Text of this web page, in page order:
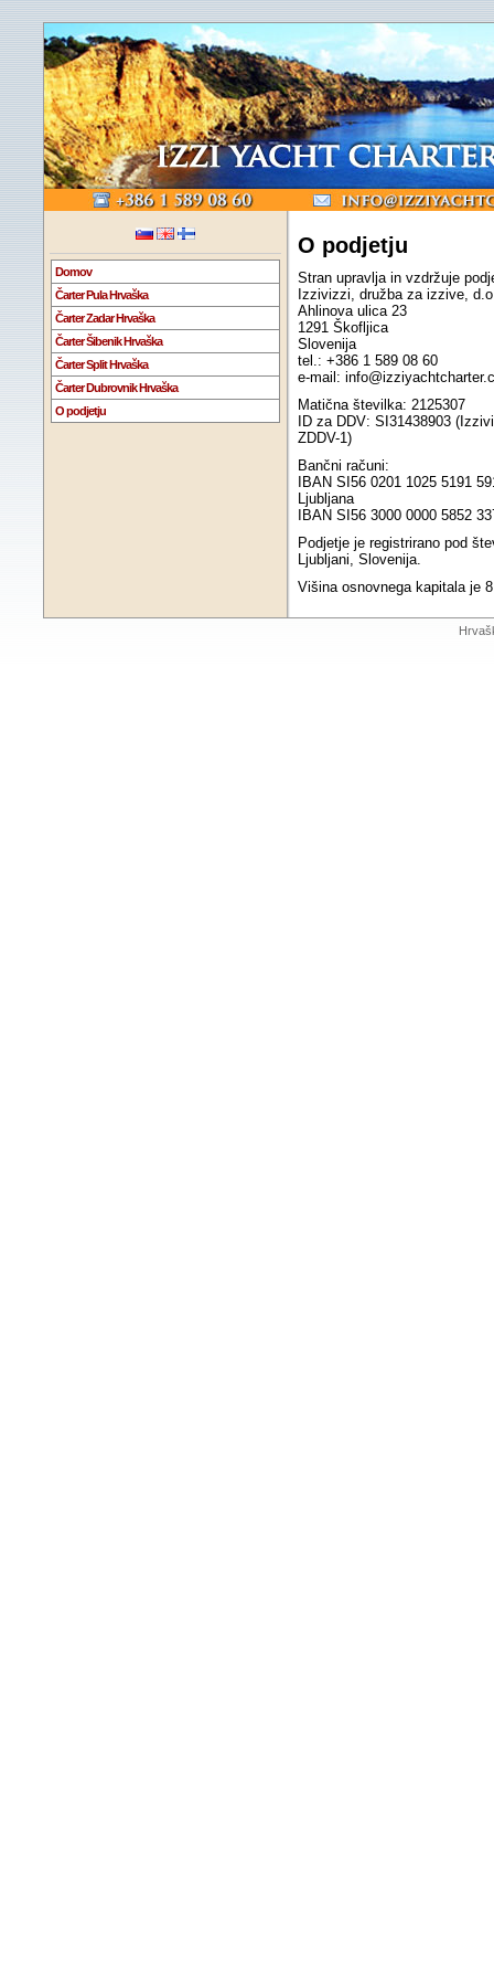
Domov
Čarter Pula Hrvaška
Čarter Zadar Hrvaška
Čarter Šibenik Hrvaška
Čarter Split Hrvaška
Čarter Dubrovnik Hrvaška
O podjetju
O podjetju
Stran upravlja in vzdržuje
Izzivizzi, družba za izzive,
Ahlinova ulica 23
1291 Škofljica
Slovenija
tel.: +386 1 589 08 60
e-mail:
Matična številka: 2125307
ID za DDV: SI31438903
ZDDV-1)
Bančni računi:
IBAN SI56 0201 1025 5191
Ljubljana
IBAN SI56 3000 0000 5852
Podjetje je registrirano pod
Ljubljani, Slovenija.
Višina osnovnega kapitala je